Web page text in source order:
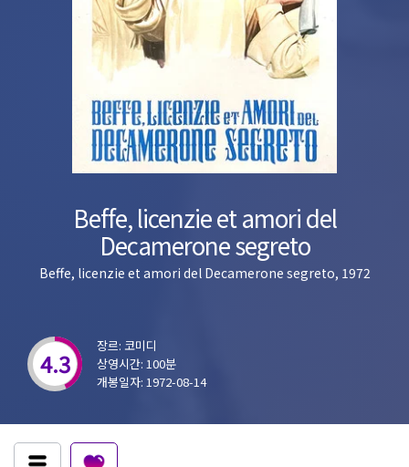
Beffe, licenzie et amori del
Decamerone segreto
Beffe, licenzie et amori del Decamerone segreto, 1972
4.3
장르: 코미디
상영시간: 100분
개봉일자: 1972-08-14